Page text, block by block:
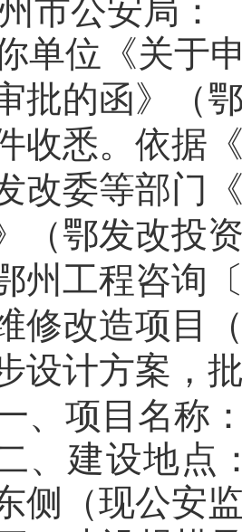
市公安局 ：
单位《关于
批的函》（
收悉。依据
改委等部门
（鄂发改投
州工程咨询
修改造项目
设计方案，
、项目名称
、建设地点
侧（现公安